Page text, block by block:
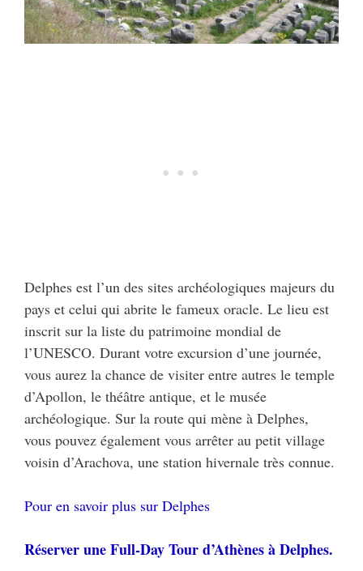
Delphes est l’un des sites archéologiques majeurs du
pays et celui qui abrite le fameux oracle. Le lieu est
inscrit sur la liste du patrimoine mondial de
l’UNESCO. Durant votre excursion d’une journée,
vous aurez la chance de visiter entre autres le temple
d’Apollon, le théâtre antique, et le musée
archéologique. Sur la route qui mène à Delphes,
vous pouvez également vous arrêter au petit village
voisin d’Arachova, une station hivernale très connue.
Pour en savoir plus sur Delphes
Réserver uneFull-Day Tour d’Athènesà Delphes.